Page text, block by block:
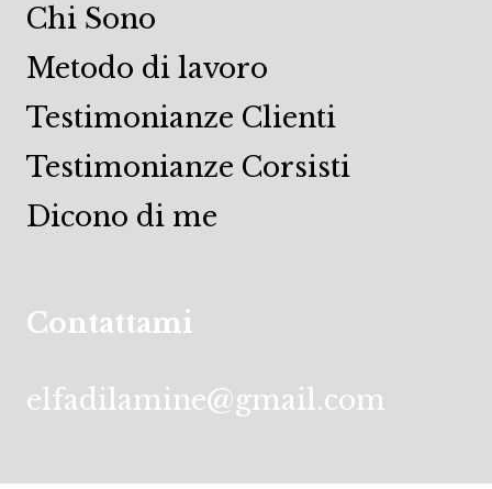
Chi Sono
Metodo di lavoro
Testimonianze Clienti
Testimonianze Corsisti
Dicono di me
Contattami
elfadilamine@gmail.com